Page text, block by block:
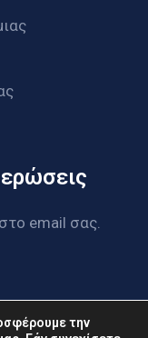
email σας.
την